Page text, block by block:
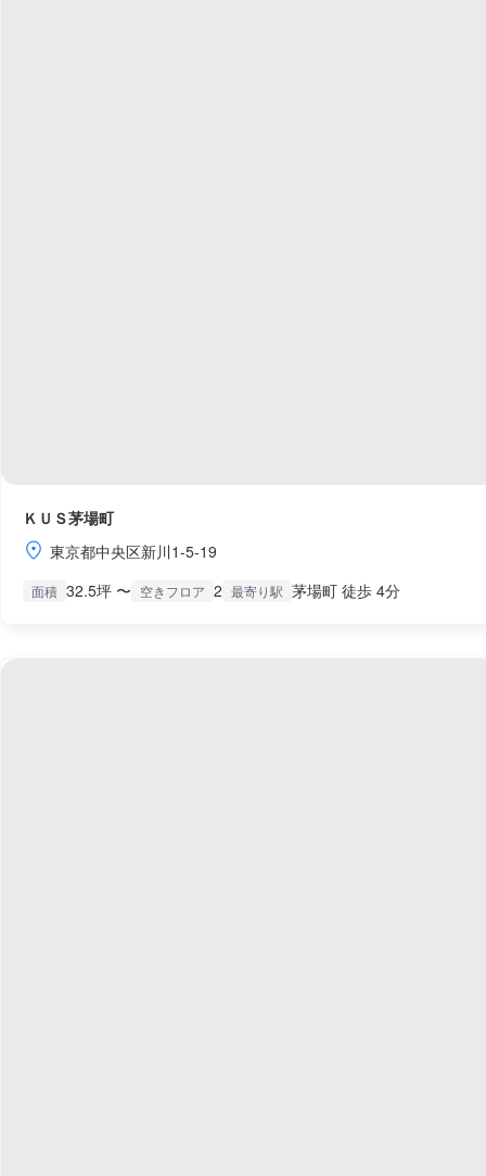
ＫＵＳ茅場町
東京都中央区新川1-5-19
面積 32.5坪 〜 空きフロア 2 最寄り駅 茅場町 徒歩 4分